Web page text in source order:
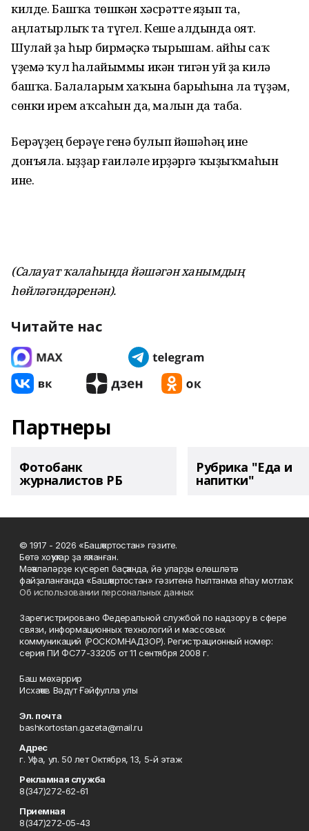
килде. Башҡа төшкән хәсрәтте яҙып та,
аңлатырлыҡ та түгел. Кеше алдында оят.
Шулай ҙа һыр бирмәҫкә тырышам. Ҡайһы саҡ
үҙемә ҡул һалайыммы икән тигән уй ҙа килә
башҡа. Балаларым хаҡына барыһына ла түҙәм,
сөнки ирем аҡсаһын да, малын да таба.
Берәүҙең берәүе генә булып йәшәһәң ине
донъяла. Ҡыҙҙар ғаиләле ирҙәргә ҡыҙыҡмаһын
ине.
(Салауат ҡалаһында йәшәгән ханымдың
һөйләгәндәренән).
Читайте нас
Партнеры
Фотобанк
журналистов РБ
Рубрика "Еда и
напитки"
© 1917 - 2026 «Башҡортостан» гәзите.
Бөтә хоҡуҡтар ҙа яҡланған.
Мәҡәләләрҙе күсереп баҫҡанда, йә уларҙы өлөшләтә
файҙаланғанда «Башҡортостан» гәзитенә һылтанма яһау мотлаҡ.
Об использовании персональных данных
Зарегистрировано Федеральной службой по надзору в сфере
связи, информационных технологий и массовых
коммуникаций (РОСКОМНАДЗОР). Регистрационный номер:
серия ПИ ФС77-33205 от 11 сентября 2008 г.
Баш мөхәррир
Исхаҡов Вәдүт Ғәйфулла улы
Эл. почта
bashkortostan.gazeta@mail.ru
Адрес
г. Уфа, ул. 50 лет Октября, 13, 5-й этаж
Рекламная служба
8(347)272-62-61
Приемная
8(347)272-05-43